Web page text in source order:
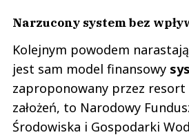
Narzucony system bez
Kolejnym powodem
jest sam model finansowy
zaproponowany przez resort
założeń, to Narodowy
Środowiska i Gospodarki